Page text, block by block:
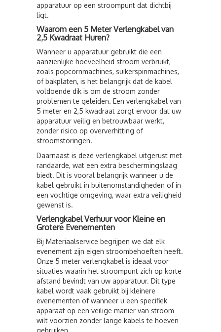
apparatuur op een stroompunt dat dichtbij
ligt.
Waarom een 5 Meter Verlengkabel van
2,5 Kwadraat Huren?
Wanneer u apparatuur gebruikt die een
aanzienlijke hoeveelheid stroom verbruikt,
zoals popcornmachines, suikerspinmachines,
of bakplaten, is het belangrijk dat de kabel
voldoende dik is om de stroom zonder
problemen te geleiden. Een verlengkabel van
5 meter en 2,5 kwadraat zorgt ervoor dat uw
apparatuur veilig en betrouwbaar werkt,
zonder risico op oververhitting of
stroomstoringen.
Daarnaast is deze verlengkabel uitgerust met
randaarde, wat een extra beschermingslaag
biedt. Dit is vooral belangrijk wanneer u de
kabel gebruikt in buitenomstandigheden of in
een vochtige omgeving, waar extra veiligheid
gewenst is.
Verlengkabel Verhuur voor Kleine en
Grotere Evenementen
Bij Materiaalservice begrijpen we dat elk
evenement zijn eigen stroombehoeften heeft.
Onze 5 meter verlengkabel is ideaal voor
situaties waarin het stroompunt zich op korte
afstand bevindt van uw apparatuur. Dit type
kabel wordt vaak gebruikt bij kleinere
evenementen of wanneer u een specifiek
apparaat op een veilige manier van stroom
wilt voorzien zonder lange kabels te hoeven
gebruiken.